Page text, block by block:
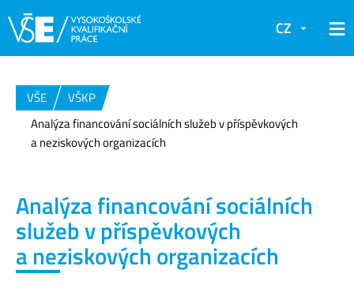
CZ
VŠE
VŠKP
Analýza financování sociálních služeb v příspěvkových
a neziskových organizacích
Analýza financování sociálních
služeb v příspěvkových
a neziskových organizacích